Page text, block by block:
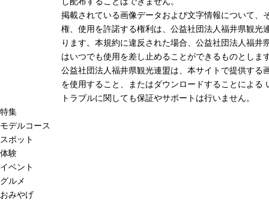
掲載されている画像データおよび文字情報について、
権、使用を許諾する権利は、公益社団法人福井県観光
ります。本規約に違反された場合、公益社団法人福井
はいつでも使用を差し止めることができるものとしま
公益社団法人福井県観光連盟は、本サイトで提供する
を使用すること、またはダウンロードすることによる
トラブルに関しても保証やサポートは行いません。
特集
モデルコース
スポット
体験
イベント
グルメ
おみやげ